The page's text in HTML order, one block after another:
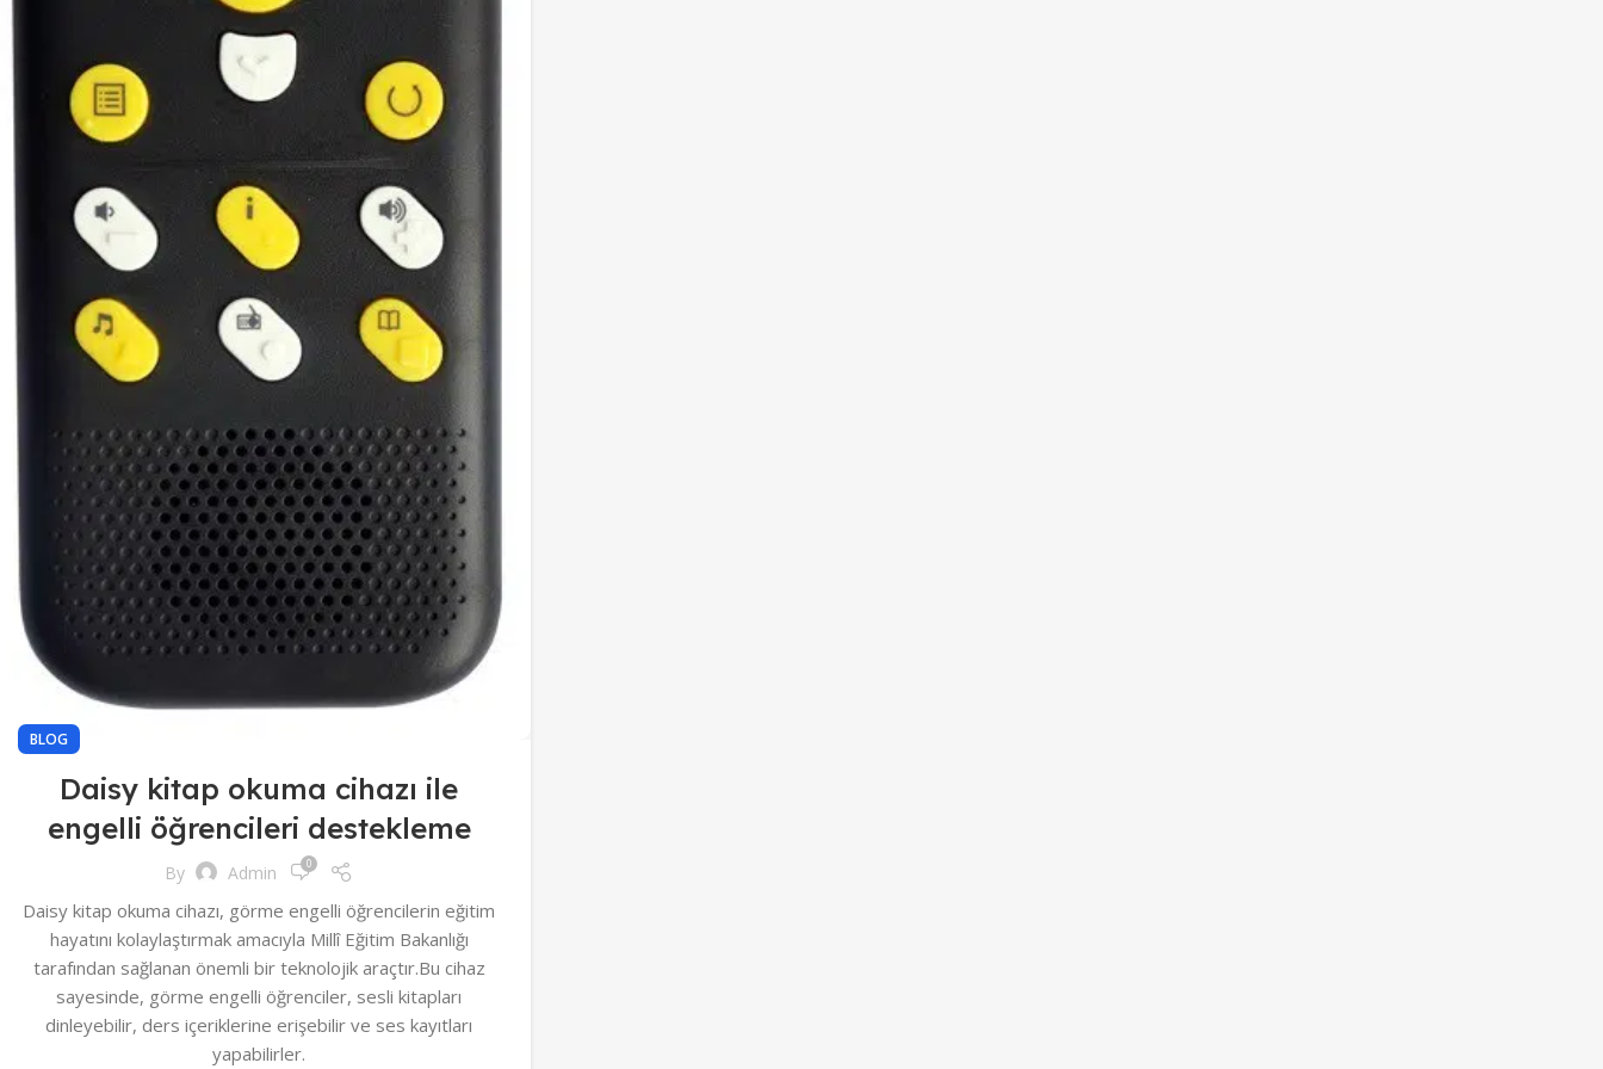
BLOG
Daisy kitap okuma cihazı ile
engelli öğrencileri destekleme
By Admin 0
Daisy kitap okuma cihazı, görme engelli öğrencilerin eğitim
hayatını kolaylaştırmak amacıyla Millî Eğitim Bakanlığı
tarafından sağlanan önemli bir teknolojik araçtır.Bu cihaz
sayesinde, görme engelli öğrenciler, sesli kitapları
dinleyebilir, ders içeriklerine erişebilir ve ses kayıtları
yapabilirler.